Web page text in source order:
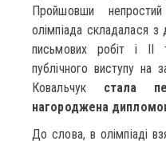
Пройшовши
олімпіада складалася з
письмових робіт і
публічного виступу на
Ковальчук стала
нагороджена дипломом
До слова, в олімпіаді